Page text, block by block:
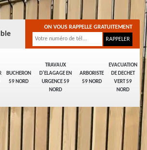
BUCHERON
59 NORD
TRAVAUX
D'ELAGAGE EN
URGENCE 59
NORD
ARBORISTE
59 NORD
EVACUATION
DE DECHET
VERT 59
NORD
ON VOUS RAPPELLE GRATUITEMENT